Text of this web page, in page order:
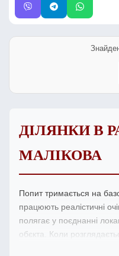
ДІЛЯНКИ В
МАЛІКОВА
Попит тримається на
працюють реалістичні
полягає у поєднанні
обєкта. Коли